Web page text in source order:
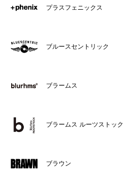
プラスフェニックス
ブルースセントリック
ブラームス
ブラームス ルーツストック
ブラウン